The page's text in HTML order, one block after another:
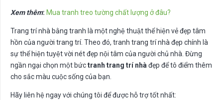
Xem thêm: Mua tranh treo tường chất lượng ở đâu?
Trang trí nhà bằng tranh là một nghệ thuật thể hiện vẻ đẹp tâm
hồn của người trang trí. Theo đó, tranh trang trí nhà đẹp chính là
sự thể hiện tuyệt vời nét đẹp nội tâm của người chủ nhà. Đừng
ngần ngại chọn một bứctranh trang trí nhà đẹp để tô điểm thêm
cho sắc màu cuộc sống của bạn.
Hãy liên hệ ngay với chúng tôi để được hỗ trợ tốt nhất: